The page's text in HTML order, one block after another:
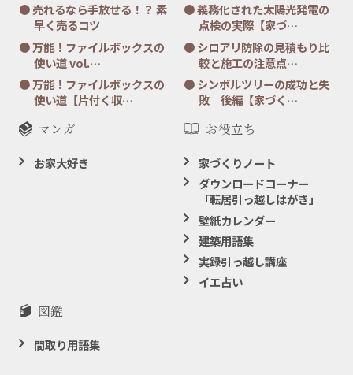
売れるなら手放せる！？ 素
早く売るコツ
万能！ファイルボックスの
使い道 vol.…
万能！ファイルボックスの
使い道【片付く収…
義務化された太陽光発電の
点検の実際【家づ…
シロアリ防除の見積もり比
較と施工の注意点…
シンボルツリーの成功と失
敗 後編【家づく…
マンガ
お家大好き
お役立ち
家づくりノート
ダウンロードコーナー
「転居引っ越しはがき」
壁紙カレンダー
建築用語集
実録引っ越し講座
イエ占い
図鑑
間取り用語集